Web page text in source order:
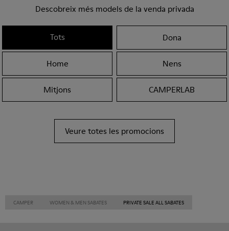
Descobreix més models de la venda privada
Tots Dona
Home Nens
Mitjons CAMPERLAB
Veure totes les promocions
CAMPER WOMEN & MEN SABATES PRIVATE SALE ALL SABATES